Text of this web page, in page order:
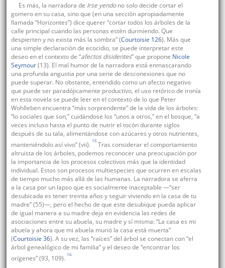
Es más, la narradora de Irse yendono solo decide cortar el
gomero en su casa, sino que (en una sección apropiadamente
llamada “Horizontes”) dice querer “cortar todos los árboles de la
calle principal cuando las personas estén durmiendo. Que
despierten y no exista más la sombra” (Courtoisie 126). Más que
una simple declaración de ecocidio, se puede interpretar este
deseo en el contexto de “afectos disidentes” que propone Nicole
Seymour(13). El mal humor de la narradora está enmascarando
una profunda angustia por una serie de desconexiones que no
puede superar. No obstante, entendido como un afecto negativo
que puede ser paradójicamente productivo, el uso retórico de ironía
en esta novela se puede leer en el contexto de lo que Peter
Wohlleben encuentra “más sorprendente” de la vida de los árboles:
“lo sociales que son,” cuidándose los “unos a otros,” en el bosque, “a
veces incluso hasta el punto de nutrir el tocón durante siglos
después de su tala, alimentándose con azúcares y otros nutrientes,
manteniéndolo así vivo” (vii). 15 Tras considerar el comportamiento
altruista de los árboles, podemos reconocer una preocupación por
la importancia de los procesos colectivos más que la identidad
individual. Estos son procesos multiespecies que ocurren en escalas
de tiempo mucho más allá de las humanas. La narradora se aferra
a la casa por un lapso que es socialmente inaceptable —“ser
desubicada es tener treinta años y seguir viviendo en la casa de tu
madre” (55)—, pero el hecho de que este desubique pueda aplicar
de igual manera a su madre deja en evidencia las redes de
asociaciones entre su abuela, su madre y sí misma: “La casa es mi
abuela y ahora que mi abuela murió la casa está muerta”
(Courtoisie 36). A su vez, las “raíces” del árbol se conectan con “el
árbol genealógico de mi familia” y el deseo de “encontrar los
orígenes” (93, 109). 16